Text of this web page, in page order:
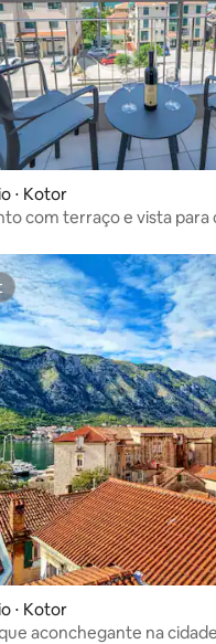
⋅ Kotor
com terraço e vista para
⋅ Kotor
aconchegante na